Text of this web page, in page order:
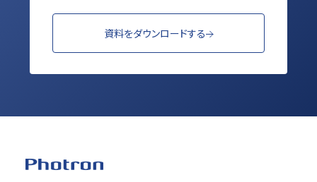
資料をダウンロードする